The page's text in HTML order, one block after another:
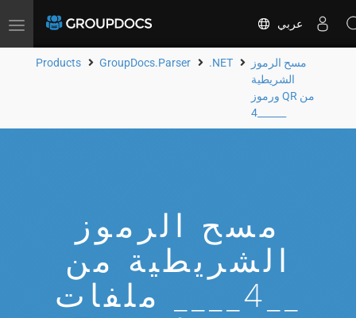
Toggle
عربي
Products GroupDocs.Parser .NET
مسح الرموز
الشريطية
ورموز QR من
مسح الرموز
الشريطية من
__4____ ملفات